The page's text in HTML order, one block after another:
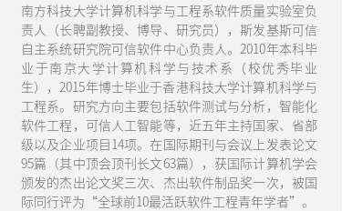
南方科技大学计算机科学与工程系软件质量实验室负
责人（长聘副教授、博导、研究员），斯发基斯可信
自主系统研究院可信软件中心负责人。2010年本科毕
业于南京大学计算机科学与技术系（校优秀毕业
生），2015年博士毕业于香港科技大学计算机科学与
工程系。研究方向主要包括软件测试与分析，智能化
软件工程，可信人工智能等，近五年主持国家、省部
级以及企业项目14项。在国际期刊与会议上发表论文
95篇（其中顶会顶刊长文63篇），获国际计算机学会
颁发的杰出论文奖三次、杰出软件制品奖一次，被国
际同行评为“全球前10最活跃软件工程青年学者”。